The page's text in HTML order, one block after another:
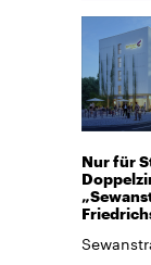
Nur für